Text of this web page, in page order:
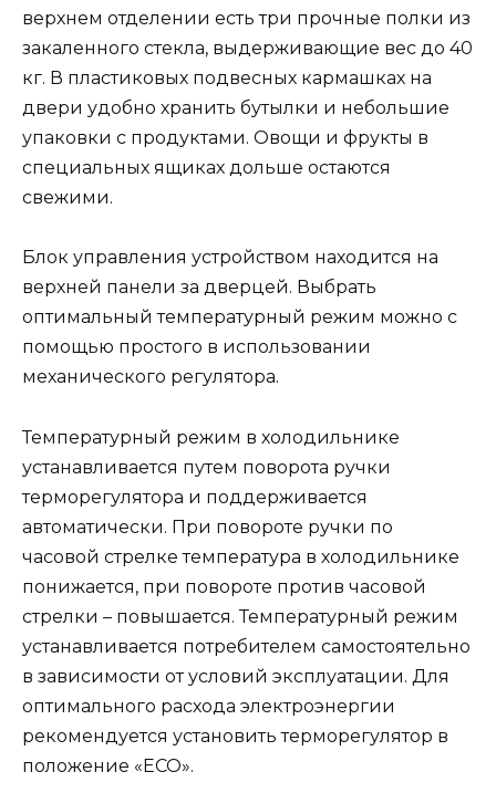
верхнем отделении есть три прочные полки из
закаленного стекла, выдерживающие вес до 40
кг. В пластиковых подвесных кармашках на
двери удобно хранить бутылки и небольшие
упаковки с продуктами. Овощи и фрукты в
специальных ящиках дольше остаются
свежими.
Блок управления устройством находится на
верхней панели за дверцей. Выбрать
оптимальный температурный режим можно с
помощью простого в использовании
механического регулятора.
Температурный режим в холодильнике
устанавливается путем поворота ручки
терморегулятора и поддерживается
автоматически. При повороте ручки по
часовой стрелке температура в холодильнике
понижается, при повороте против часовой
стрелки – повышается. Температурный режим
устанавливается потребителем самостоятельно
в зависимости от условий эксплуатации. Для
оптимального расхода электроэнергии
рекомендуется установить терморегулятор в
положение «ECO».